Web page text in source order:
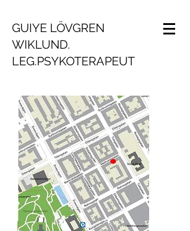
GUIYE LÖVGREN
WIKLUND.
LEG.PSYKOTERAPEUT